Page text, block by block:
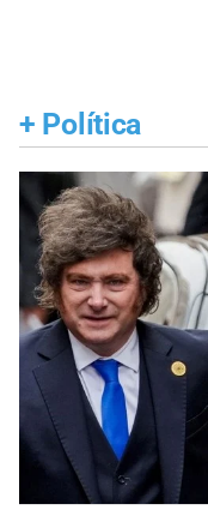
+ Política